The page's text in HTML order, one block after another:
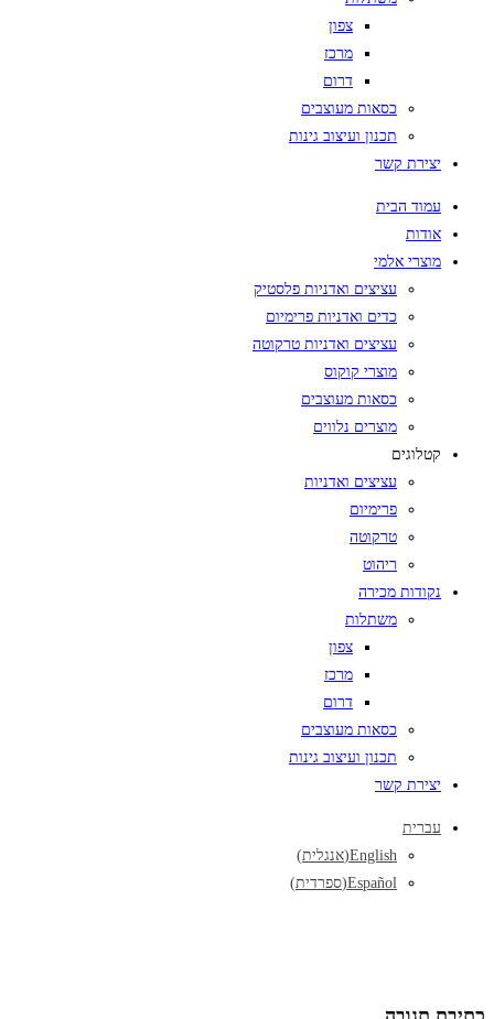
צפון
מרכז
דרום
כסאות מעוצבים
תכנון ועיצוב גינות
יצירת קשר
עמוד הבית
אודות
מוצרי אלמי
עציצים ואדניות פלסטיק
כדים ואדניות פרימיום
עציצים ואדניות טרקוטה
מוצרי קוקוס
כסאות מעוצבים
מוצרים נלווים
קטלוגים
עציצים ואדניות
פרימיום
טרקוטה
ריהוט
נקודות מכירה
משתלות
צפון
מרכז
דרום
כסאות מעוצבים
תכנון ועיצוב גינות
יצירת קשר
עברית
English
(אנגלית)
Español
(ספרדית)